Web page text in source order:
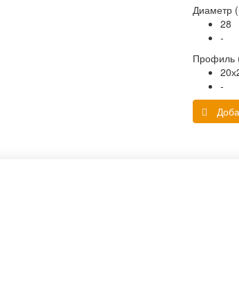
Диаметр
28
-
Профиль
-